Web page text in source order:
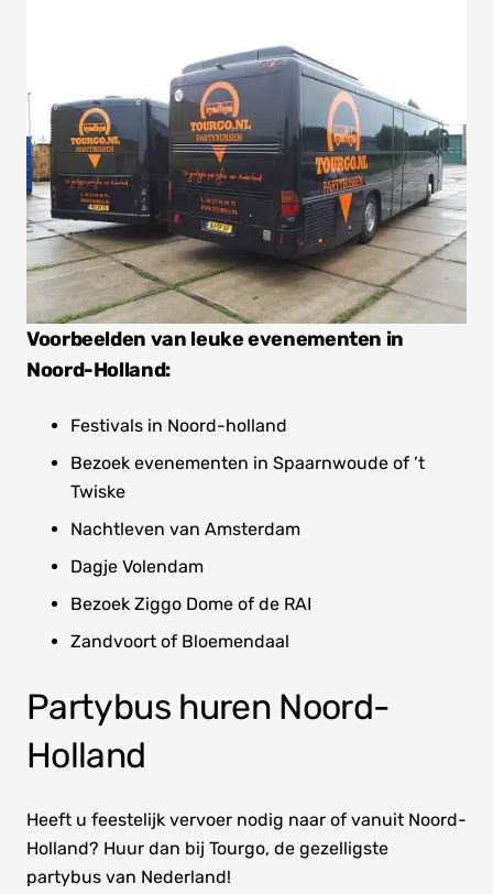
Voorbeelden van leuke evenementen in
Noord-Holland:
Festivals in Noord-holland
Bezoek evenementen in Spaarnwoude of ’t
Twiske
Nachtleven van Amsterdam
Dagje Volendam
Bezoek Ziggo Dome of de RAI
Zandvoort of Bloemendaal
Partybus huren Noord-
Holland
Heeft u feestelijk vervoer nodig naar of vanuit Noord-
Holland? Huur dan bij Tourgo, de gezelligste
partybus van Nederland!